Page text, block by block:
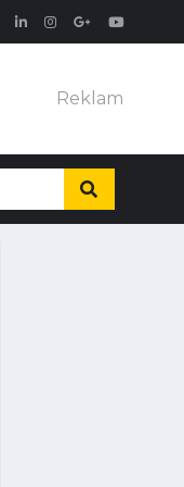
Reklam